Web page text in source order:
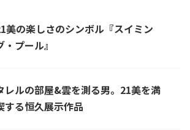
美の楽しさのシンボル『スイミン
・プール』
レルの部屋&雲を測る男。21美を満
する恒久展示作品